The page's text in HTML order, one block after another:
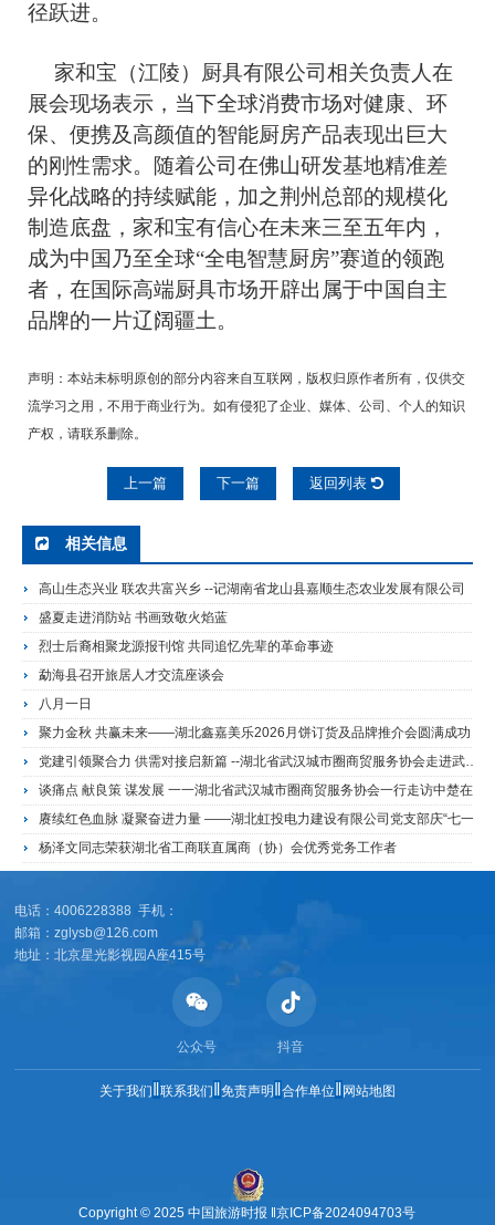
径跃进。
家和宝（江陵）厨具有限公司相关负责人在
展会现场表示，当下全球消费市场对健康、环
保、便携及高颜值的智能厨房产品表现出巨大
的刚性需求。随着公司在佛山研发基地精准差
异化战略的持续赋能，加之荆州总部的规模化
制造底盘，家和宝有信心在未来三至五年内，
成为中国乃至全球“全电智慧厨房”赛道的领跑
者，在国际高端厨具市场开辟出属于中国自主
品牌的一片辽阔疆土。
声明：本站未标明原创的部分内容来自互联网，版权归原作者所有，仅供交
流学习之用，不用于商业行为。如有侵犯了企业、媒体、公司、个人的知识
产权，请联系删除。
上一篇 下一篇 返回列表
相关信息
高山生态兴业 联农共富兴乡 --记湖南省龙山县嘉顺生态农业发展有限公司
盛夏走进消防站 书画致敬火焰蓝
烈士后裔相聚龙源报刊馆 共同追忆先辈的革命事迹
勐海县召开旅居人才交流座谈会
八月一日
聚力金秋 共赢未来——湖北鑫嘉美乐2026月饼订货及品牌推介会圆满成功
党建引领聚合力 供需对接启新篇 --湖北省武汉城市圈商贸服务协会走进武钢开展产业供需对接活动
杨泽文同志荣获湖北省工商联直属商（协）会优秀党务工作者
电话：4006228388 手机：
邮箱：zglysb@126.com
地址：北京星光影视园A座415号
公众号 抖音
关于我们 联系我们 免责声明 合作单位 网站地图
Copyright © 2025 中国旅游时报 ‖京ICP备2024094703号